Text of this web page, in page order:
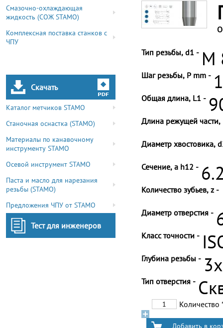
Смазочно-охлаждающая
жидкость (СОЖ STAMO)
Комплексная поставка станков с
ЧПУ
Скачать
Каталог метчиков STAMO
Станочная оснастка (STAMO)
Материалы по канавочному
инструменту STAMO
Осевой инструмент STAMO
Паста и масло для нарезания
резьбы (STAMO)
Предложения ЧПУ от STAMO
Тест для инженеров
Тип резьбы, d1 - M
Шаг резьбы, P mm -
Общая длина, L1 -
Длина режущей части,
Диаметр хвостовика,
Сечение, a h12 -
Количество зубьев, z -
Диаметр отверстия -
Класс точности -
Глубина резьбы -
Тип отверстия -
Количество